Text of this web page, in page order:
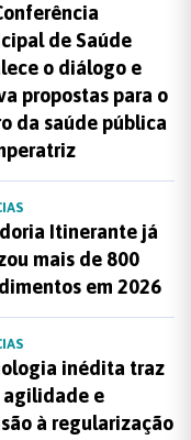
de Saúde
o diálogo e
propostas para o
da saúde pública
Itinerante já
mais de 800
em 2026
inédita traz
agilidade e
à regularização